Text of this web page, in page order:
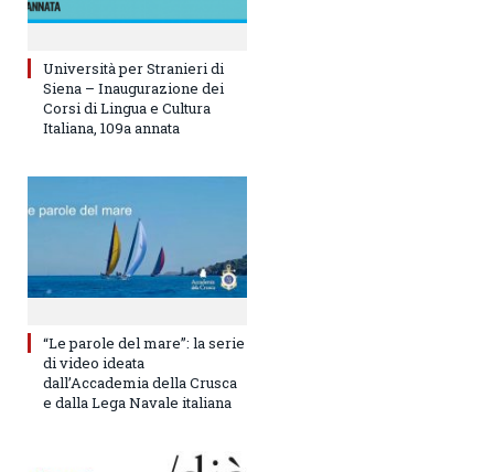
Università per Stranieri di
Siena – Inaugurazione dei
Corsi di Lingua e Cultura
Italiana, 109a annata
“Le parole del mare”: la serie
di video ideata
dall’Accademia della Crusca
e dalla Lega Navale italiana